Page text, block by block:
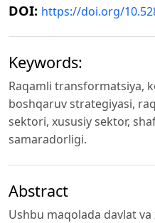
DOI: https://doi.org/
Keywords:
Raqamli transformatsiya,
boshqaruv strategiyasi,
sektori, xususiy sektor,
samaradorligi.
Abstract
Ushbu maqolada davlat